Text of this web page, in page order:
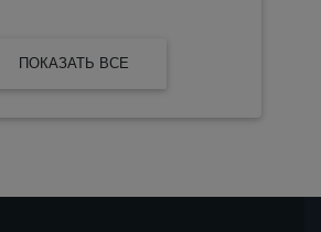
ПОКАЗАТЬ ВСЕ